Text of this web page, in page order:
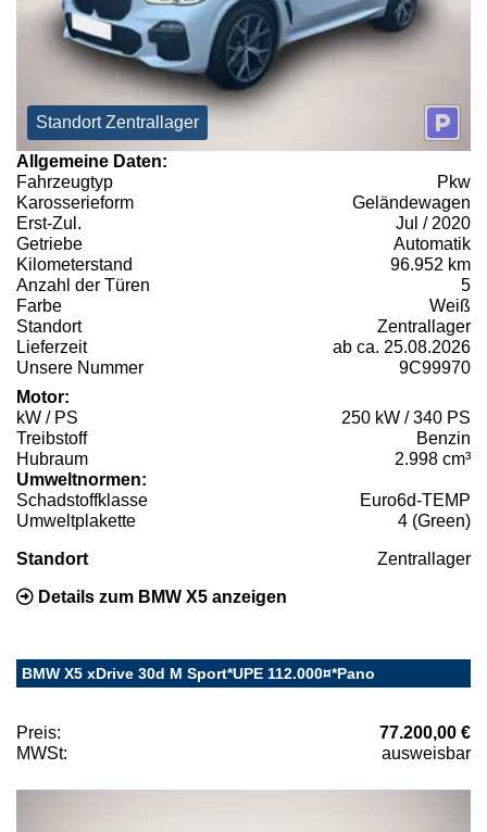
Standort Zentrallager
Allgemeine Daten:
Fahrzeugtyp
Pkw
Karosserieform
Geländewagen
Erst-Zul.
Jul / 2020
Getriebe
Automatik
Kilometerstand
96.952 km
Anzahl der Türen
5
Farbe
Weiß
Standort
Zentrallager
Lieferzeit
ab ca. 25.08.2026
Unsere Nummer
9C99970
Motor:
kW / PS
250 kW / 340 PS
Treibstoff
Benzin
Hubraum
2.998 cm³
Umweltnormen:
Schadstoffklasse
Euro6d-TEMP
Umweltplakette
4 (Green)
Standort Zentrallager
Details zum BMW X5 anzeigen
BMW X5 xDrive 30d M Sport*UPE 112.000¤*Pano
Preis:
77.200,00 €
MWSt:
ausweisbar